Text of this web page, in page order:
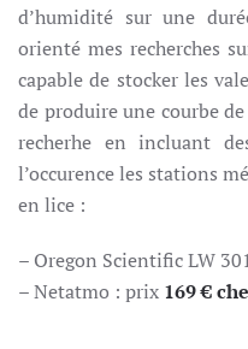
d’humidité sur une
orienté mes recherches
capable de stocker les
de produire une courbe
recherhe en incluant
l’occurence les stations
en lice :
– Oregon Scientific LW
– Netatmo : prix 169 €